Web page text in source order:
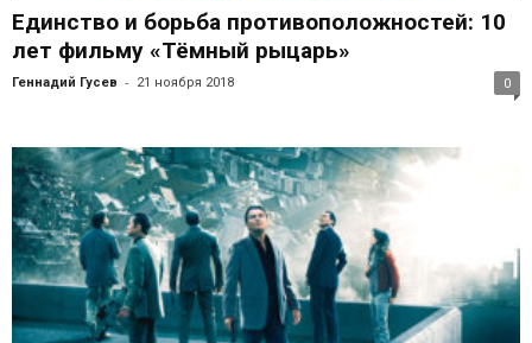
Единство и борьба противоположностей: 10
лет фильму «Тёмный рыцарь»
Геннадий Гусев - 21 ноября 2018 0